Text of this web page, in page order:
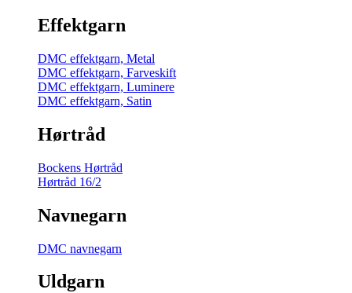
Effektgarn
DMC effektgarn, Metal
DMC effektgarn, Farveskift
DMC effektgarn, Luminere
DMC effektgarn, Satin
Hørtråd
Bockens Hørtråd
Hørtråd 16/2
Navnegarn
DMC navnegarn
Uldgarn